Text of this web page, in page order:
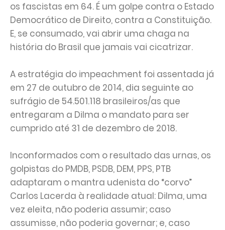
os fascistas em 64. É um golpe contra o Estado
Democrático de Direito, contra a Constituição.
E, se consumado, vai abrir uma chaga na
história do Brasil que jamais vai cicatrizar.
A estratégia do impeachment foi assentada já
em 27 de outubro de 2014, dia seguinte ao
sufrágio de 54.501.118 brasileiros/as que
entregaram a Dilma o mandato para ser
cumprido até 31 de dezembro de 2018.
Inconformados com o resultado das urnas, os
golpistas do PMDB, PSDB, DEM, PPS, PTB
adaptaram o mantra udenista do “corvo”
Carlos Lacerda à realidade atual: Dilma, uma
vez eleita, não poderia assumir; caso
assumisse, não poderia governar; e, caso